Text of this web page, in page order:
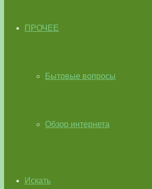
ПРОЧЕЕ
Бытовые вопросы
Обзор интернета
Искать